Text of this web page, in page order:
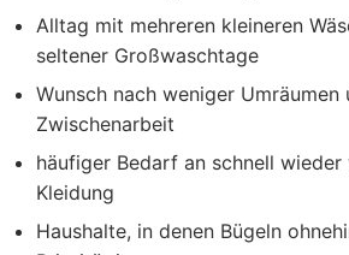
Alltag mit mehreren kleineren
seltener Großwaschtage
Wunsch nach weniger Umräumen
Zwischenarbeit
häufiger Bedarf an schnell
Kleidung
Haushalte, in denen Bügeln